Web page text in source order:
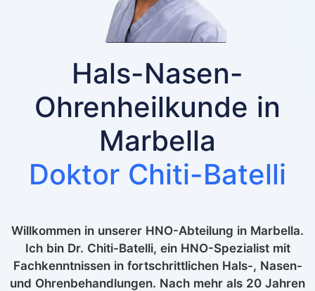
Hals-Nasen-
Ohrenheilkunde in
Marbella
Doktor Chiti-Batelli
Willkommen in unserer HNO-Abteilung in Marbella.
Ich bin Dr. Chiti-Batelli, ein HNO-Spezialist mit
Fachkenntnissen in fortschrittlichen Hals-, Nasen-
und Ohrenbehandlungen. Nach mehr als 20 Jahren